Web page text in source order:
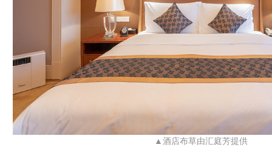
▲酒店布草由汇庭芳提供